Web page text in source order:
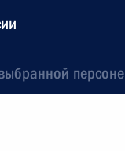
персоне